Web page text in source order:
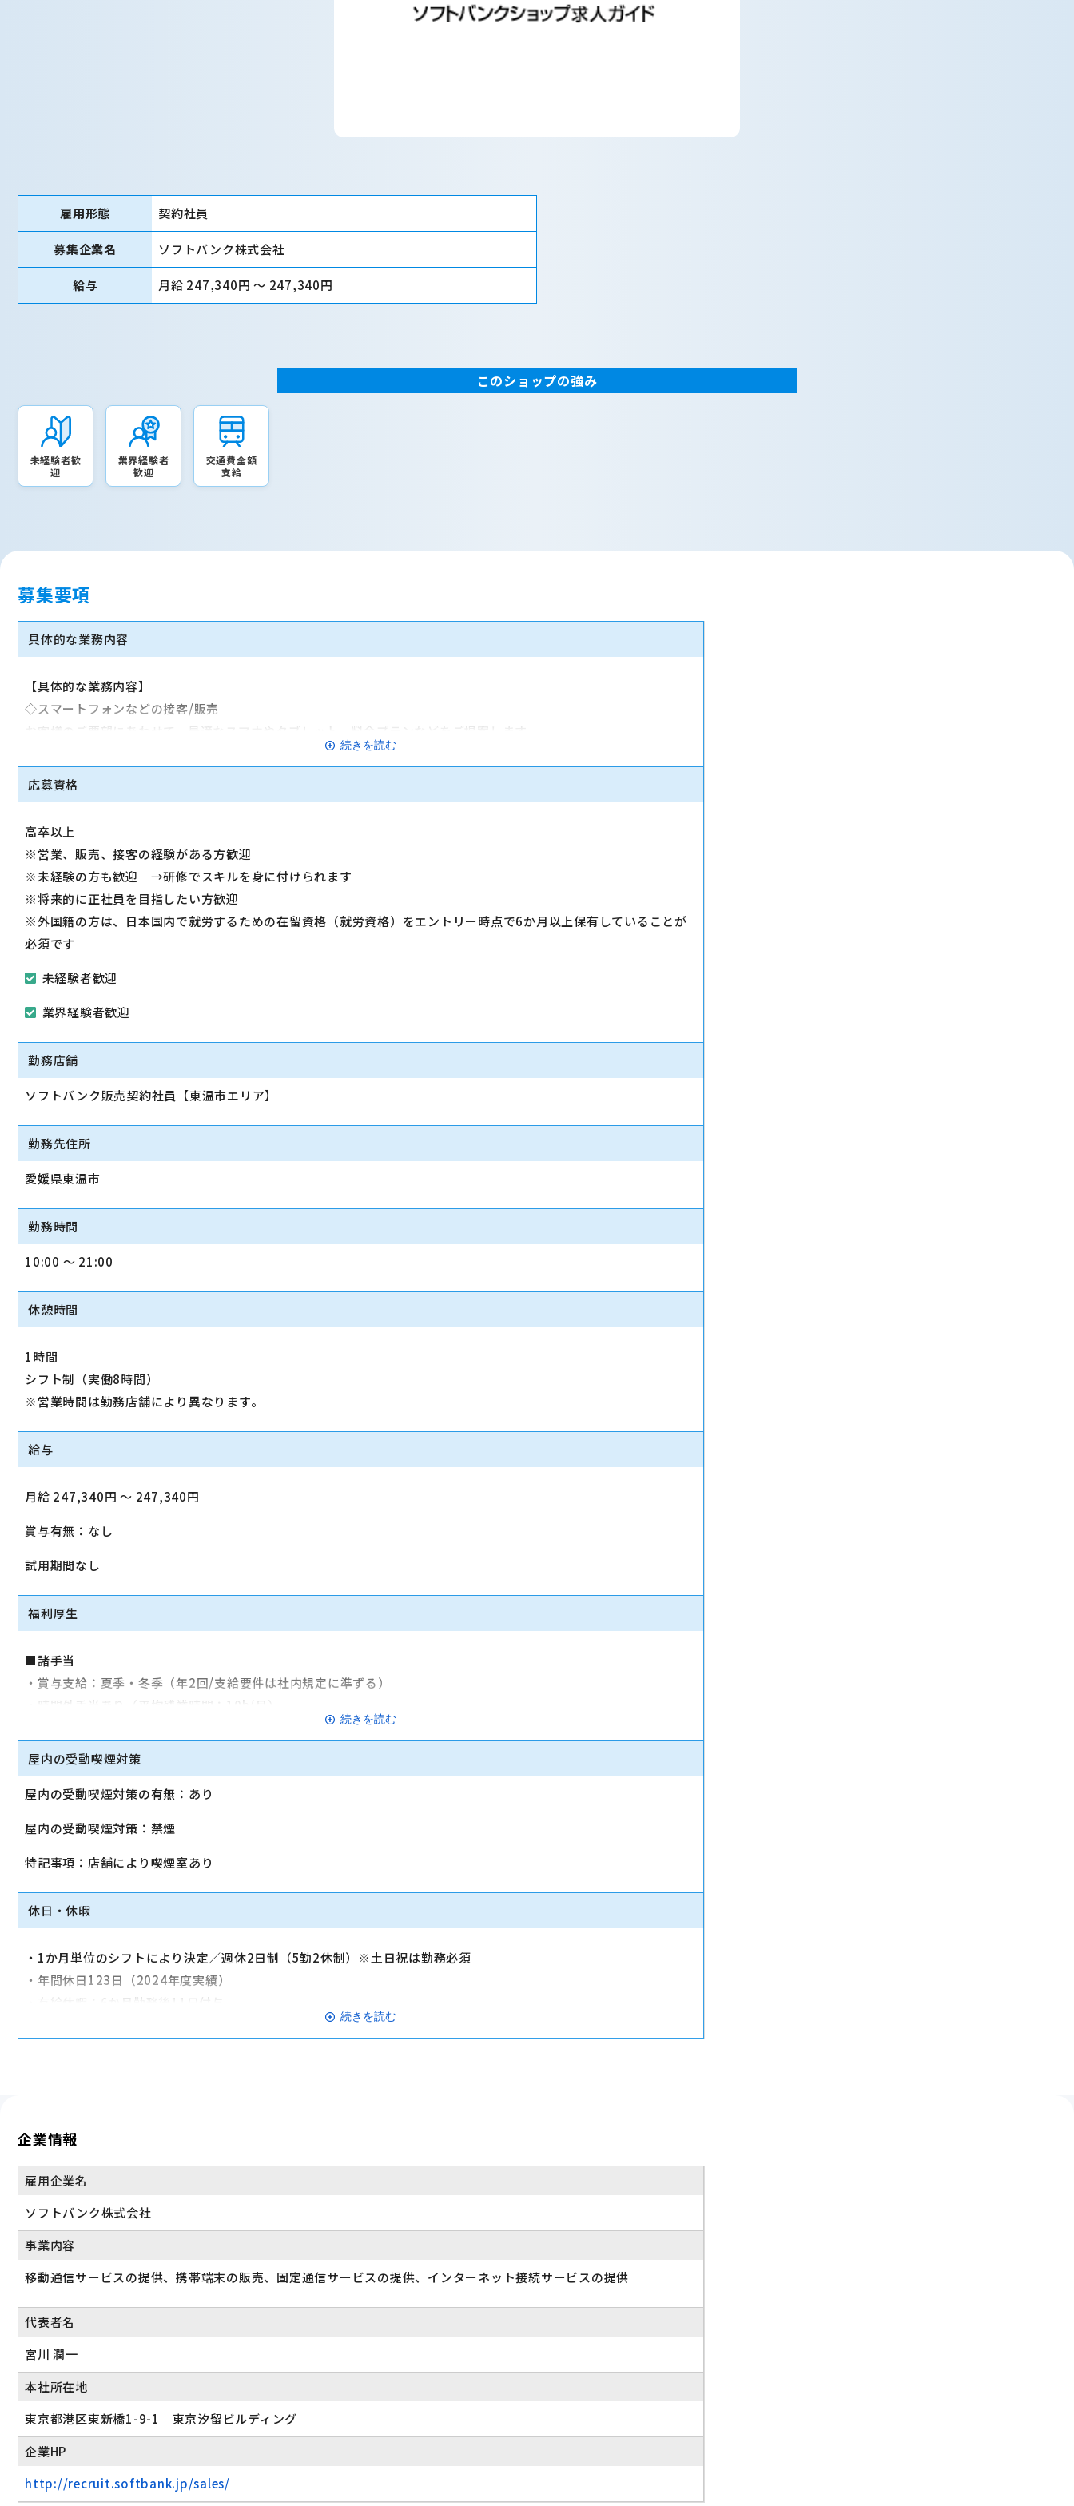
雇用形態 契約社員
募集企業名 ソフトバンク株式会社
給与 月給 247,340円 〜 247,340円
このショップの強み
未経験者歓
迎
業界経験者
歓迎
交通費全額
支給
募集要項
具体的な業務内容
【具体的な業務内容】
◇スマートフォンなどの接客/販売
お客様のご要望にあわせて、最適なスマホやタブレット、料金プランなどをご提案します。
ご希望に応じて『ソフトバンク光』などのブロードバンドサービスをご案内します。
売場のレイアウト変更など魅力的なお店作りをお願いします。
続きを読む
応募資格
高卒以上
※営業、販売、接客の経験がある方歓迎
※未経験の方も歓迎 →研修でスキルを身に付けられます
※将来的に正社員を目指したい方歓迎
※外国籍の方は、日本国内で就労するための在留資格（就労資格）をエントリー時点で6か月以上保有していることが
必須です
未経験者歓迎
業界経験者歓迎
勤務店舗
ソフトバンク販売契約社員【東温市エリア】
勤務先住所
愛媛県東温市
勤務時間
10:00 〜 21:00
休憩時間
1時間
シフト制（実働8時間）
※営業時間は勤務店舗により異なります。
給与
月給 247,340円 〜 247,340円
賞与有無：なし
試用期間なし
福利厚生
■諸手当
・賞与支給：夏季・冬季（年2回/支給要件は社内規定に準ずる）
・時間外手当あり（平均残業時間：10h/月）
■その他
・入社時に研修有（職種・地域によって研修日程が異なる）
・福利厚生制度あり（自社インターネット優待制度等）
交通費全額支給
続きを読む
屋内の受動喫煙対策
屋内の受動喫煙対策の有無：あり
屋内の受動喫煙対策：禁煙
特記事項：店舗により喫煙室あり
休日・休暇
・1か月単位のシフトにより決定／週休2日制（5勤2休制）※土日祝は勤務必須
・年間休日123日（2024年度実績）
・有給休暇：6か月勤務後11日付与
・特別有給休暇：結婚休暇・配偶者出産休暇・交通遮断休暇・忌引休暇
続きを読む
企業情報
雇用企業名
ソフトバンク株式会社
事業内容
移動通信サービスの提供、携帯端末の販売、固定通信サービスの提供、インターネット接続サービスの提供
代表者名
宮川 潤一
本社所在地
東京都港区東新橋1-9-1 東京汐留ビルディング
企業HP
http://recruit.softbank.jp/sales/